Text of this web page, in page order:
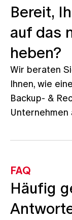
Bereit,
auf das
heben?
Wir beraten
Ihnen, wie
Backup- &
Unternehmen
FAQ
Häufig